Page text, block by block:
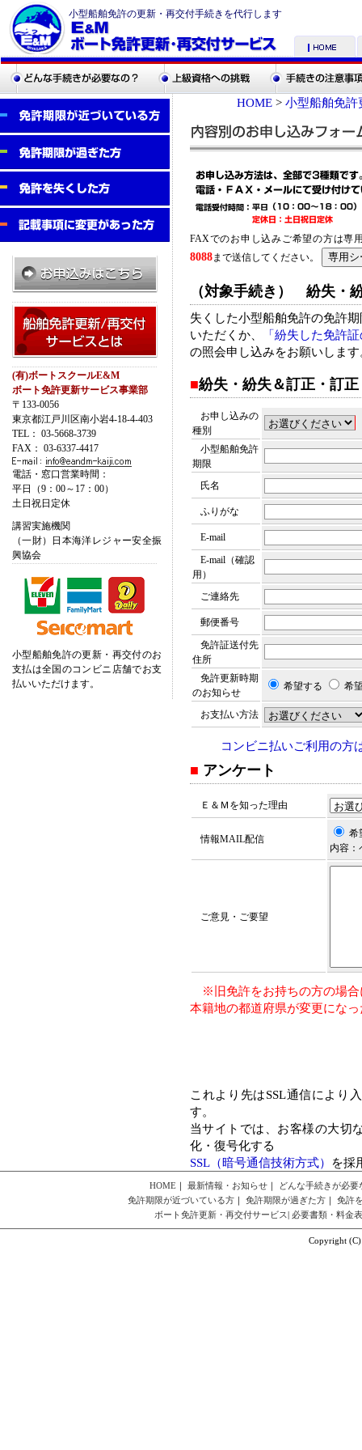
小型船舶免許の更新・再交付手続きを代行します
HOME > 小型船舶免許
FAXでのお申し込みご希望の方は専
8088まで送信してください。
（対象手続き） 紛失・
失くした小型船舶免許の免許
いただくか、
「紛失した免許
の照会申し込みをお願いします
■紛失・紛失＆訂正・訂
お申し込みの
種別
小型船舶免許
期限
氏名
ふりがな
E-mail
E-mail（確認
用）
ご連絡先
郵便番号
免許証送付先
住所
免許更新時期
のお知らせ
希望する 希
お支払い方法
コンビニ払いご利用の方
■ アンケート
Ｅ＆Ｍを知った理由
情報MAIL配信
希
内容：
ご意見・ご要望
※旧免許をお持ちの方の場
本籍地の都道府県が変更にな
これより先はSSL通信により
す。
当サイトでは、お客様の大切
化・復号化する
SSL（暗号通信技術方式）
を採
(有)ボートスクールE&M
ボート免許更新サービス事業部
〒 133-0056
東京都江戸川区南小岩4-18-4-403
TEL： 03-5668-3739
FAX： 03-6337-4417
電話・窓口営業時間：
平日（9：00～17：00）
土日祝日定休
講習実施機関
（一財）日本海洋レジャー安全振
興協会
小型船舶免許の更新・再交付のお
支払は全国のコンビニ店舗でお支
払いいただけます。
HOME｜ 最新情報・お知らせ｜
どんな手続きが必要
免許期限が近づいている方 ｜ 免許期限が過ぎた方 ｜ 免許
ボート免許更新・再交付サービス| 必要書類・料金表
Copyright